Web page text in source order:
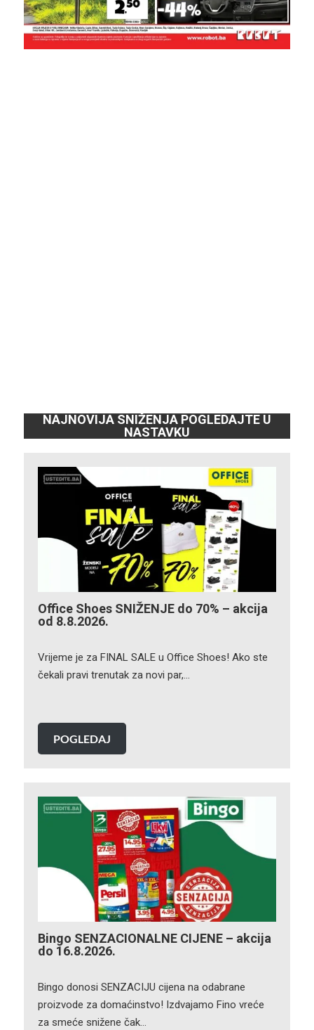
NAJNOVIJA SNIŽENJA POGLEDAJTE U
NASTAVKU
Office Shoes SNIŽENJE do 70% – akcija
od 8.8.2026.
Vrijeme je za FINAL SALE u Office Shoes! Ako ste
čekali pravi trenutak za novi par,…
POGLEDAJ
Bingo SENZACIONALNE CIJENE – akcija
do 16.8.2026.
Bingo donosi SENZACIJU cijena na odabrane
proizvode za domaćinstvo! Izdvajamo Fino vreće
za smeće snižene čak…